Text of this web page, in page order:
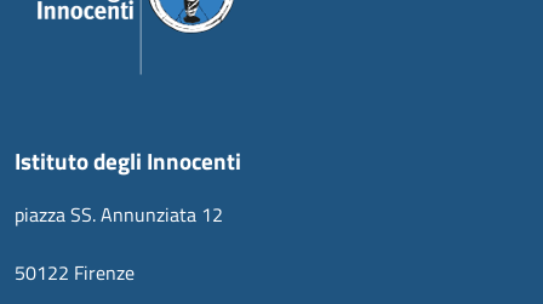
Istituto degli Innocenti
piazza SS. Annunziata 12
50122 Firenze